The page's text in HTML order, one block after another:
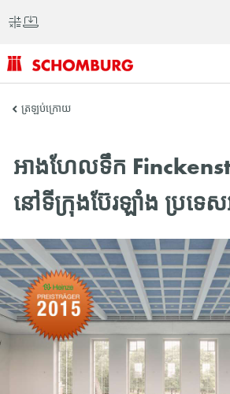
SCHOMBURG
ត្រឡប់ក្រោយ
អាងហែលទឹក
នៅទីក្រុងប៊ែរឡាំង ប្រទេ